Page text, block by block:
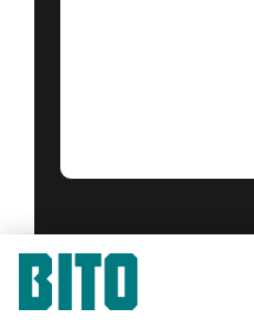
podmienkami